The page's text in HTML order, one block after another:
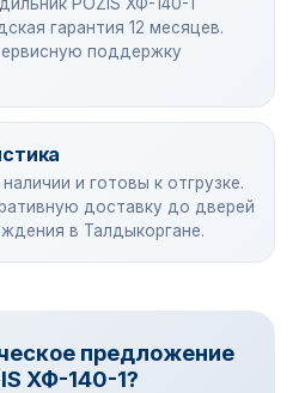
гарантия 12 месяцев.
поддержку
и готовы к отгрузке.
доставку до дверей
в Талдыкоргане.
предложение
ХФ-140-1?